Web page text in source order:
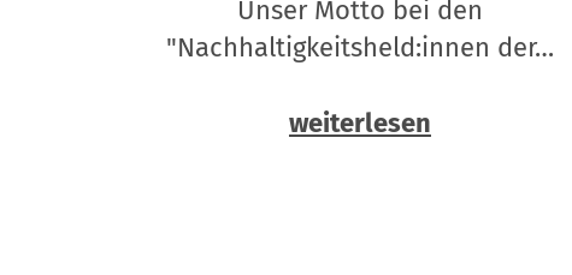
Unser Motto bei den
"Nachhaltigkeitsheld:innen der…
weiterlesen